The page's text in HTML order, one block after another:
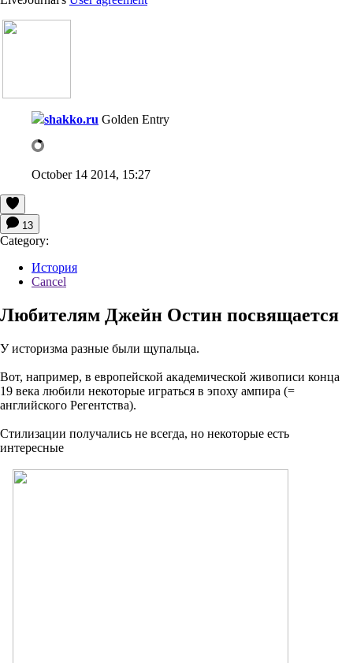
shakko.ru Golden Entry
October 14 2014, 15:27
13
Category:
История
Cancel
Любителям Джейн Остин посвящается
У историзма разные были щупальца.
Вот, например, в европейской академической живописи конца
19 века любили некоторые играться в эпоху ампира (=
английского Регентства).
Стилизации получались не всегда, но некоторые есть
интересные